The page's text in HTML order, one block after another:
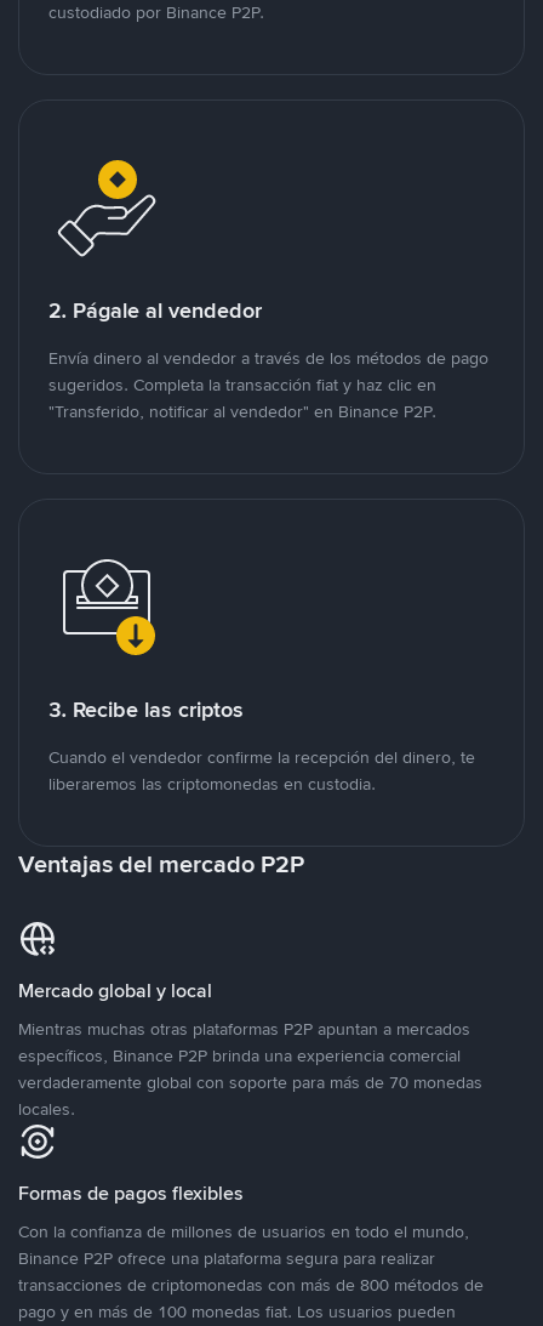
custodiado por Binance P2P.
2. Págale al vendedor
Envía dinero al vendedor a través de los métodos de pago
sugeridos. Completa la transacción fiat y haz clic en
"Transferido, notificar al vendedor" en Binance P2P.
3. Recibe las criptos
Cuando el vendedor confirme la recepción del dinero, te
liberaremos las criptomonedas en custodia.
Ventajas del mercado P2P
Mercado global y local
Mientras muchas otras plataformas P2P apuntan a mercados
específicos, Binance P2P brinda una experiencia comercial
verdaderamente global con soporte para más de 70 monedas
locales.
Formas de pagos flexibles
Con la confianza de millones de usuarios en todo el mundo,
Binance P2P ofrece una plataforma segura para realizar
transacciones de criptomonedas con más de 800 métodos de
pago y en más de 100 monedas fiat. Los usuarios pueden